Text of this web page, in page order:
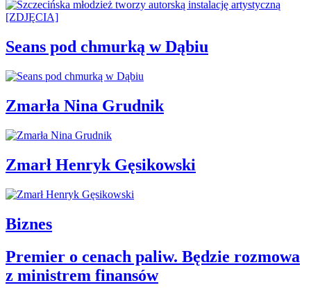
Seans pod chmurką w Dąbiu
Zmarła Nina Grudnik
Zmarł Henryk Gęsikowski
Biznes
Premier o cenach paliw. Będzie rozmowa
z ministrem finansów